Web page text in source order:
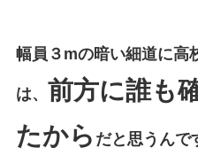
幅員３mの暗い細道に高
は、 前方に誰も
たから だと思うんで